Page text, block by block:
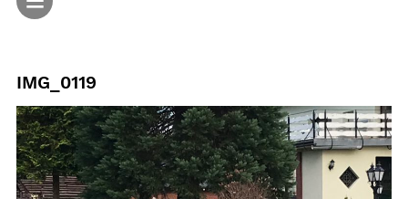
Aktuelles
Argumente
Fragen und Antworten
IMG_0119